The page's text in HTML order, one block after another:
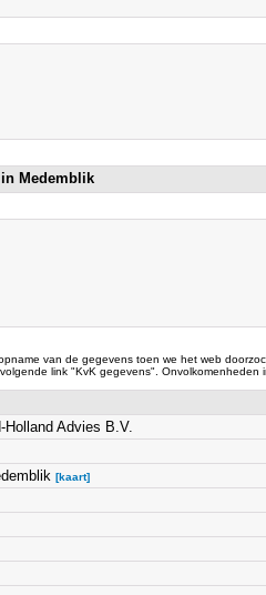
Medemblik
van de gegevens toen we het web
link "KvK gegevens".
Holland Advies B.V.
[kaart]